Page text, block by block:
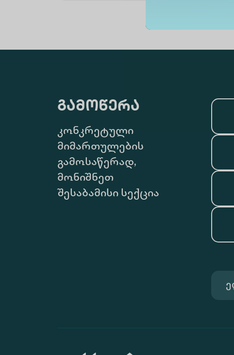
გამოწერა
კონკრეტული
მიმართულების
გამოსაწერად,
მონიშნეთ
შესაბამისი სექცია